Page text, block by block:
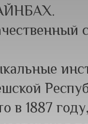
в 1887